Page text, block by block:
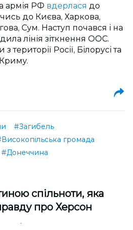
армія РФ вдерлася до
до Києва, Харкова,
Сум. Наступ почався і на
лінія зіткнення ООС.
Росії, Білорусі та
#Загибель
громада
#Донеччина
спільноти, яка
про Херсон